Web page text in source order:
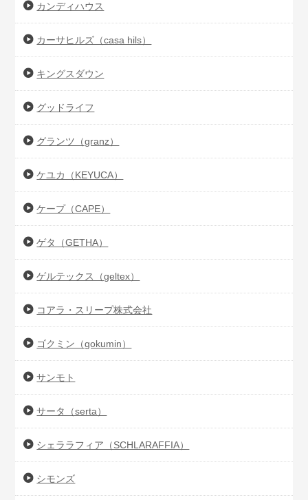
カンディハウス
カーサヒルズ（casa hils）
キングスダウン
グッドライフ
グランツ（granz）
ケユカ（KEYUCA）
ケープ（CAPE）
ゲタ（GETHA）
ゲルテックス（geltex）
コアラ・スリープ株式会社
ゴクミン（gokumin）
サンモト
サータ（serta）
シェララフィア（SCHLARAFFIA）
シモンズ